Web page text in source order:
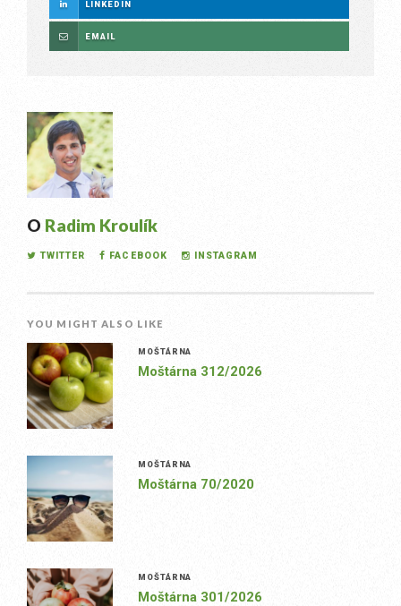
LINKEDIN
EMAIL
O Radim Kroulík
TWITTER FACEBOOK INSTAGRAM
YOU MIGHT ALSO LIKE
MOŠTÁRNA
Moštárna 312/2026
MOŠTÁRNA
Moštárna 70/2020
MOŠTÁRNA
Moštárna 301/2026